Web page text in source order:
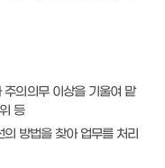
의의무 이상을 기울여 맡
등
방법을 찾아 업무를 처리